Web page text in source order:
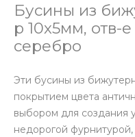
Бусины из
р 10х5мм, отв-
серебро
Эти бусины из
покрытием цвета
выбором для создания
недорогой фурнитурой,